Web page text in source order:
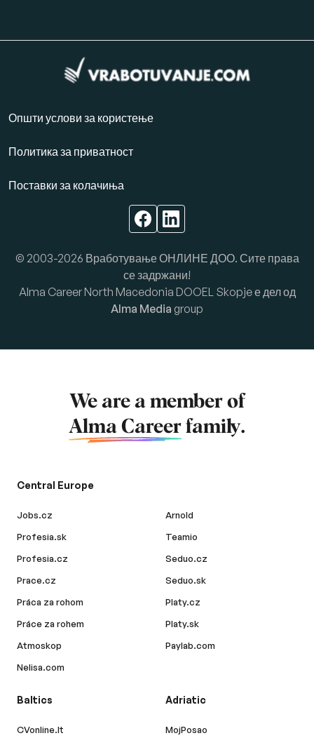
Општи услови за користење
Политика за приватност
Поставки за колачиња
© 2003-2026 Вработување ОНЛИНЕ ДОО. Сите права
се задржани!
Alma Career North Macedonia DOOEL Skopje е дел од
Alma Media group
We are a member of
Alma Career family.
Central Europe
Jobs.cz
Profesia.sk
Profesia.cz
Prace.cz
Práca za rohom
Práce za rohem
Atmoskop
Nelisa.com
Arnold
Teamio
Seduo.cz
Seduo.sk
Platy.cz
Platy.sk
Paylab.com
Baltics
CVonline.lt
Adriatic
MojPosao